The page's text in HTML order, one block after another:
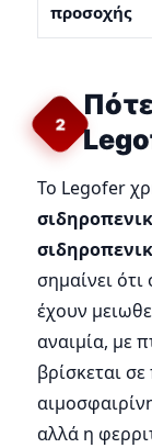
προσοχής
2
Το Legofer
σημαίνει
έχουν
αναιμία, με
βρίσκεται
αλλά η